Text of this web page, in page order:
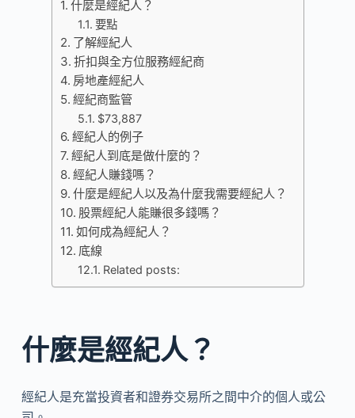
什麼是經紀人？
要點
了解經紀人
折扣與全方位服務經紀商
房地產經紀人
經紀商監管
$73,887
經紀人的例子
經紀人到底是做什麼的？
經紀人賺錢嗎？
什麼是經紀人以及為什麼我需要經紀人？
股票經紀人能賺很多錢嗎？
如何成為經紀人？
底線
Related posts:
什麼是經紀人？
經紀人是充當投資者和證券交易所之間中介的個人或公